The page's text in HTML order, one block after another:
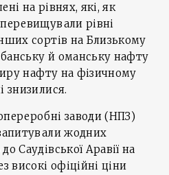
на рівнях, які, як
рівні
сортів на Близькому
й оманську нафту
нафту на фізичному
знизилися.
заводи (НПЗ)
жодних
Саудівської Аравії на
високі офіційні ціни